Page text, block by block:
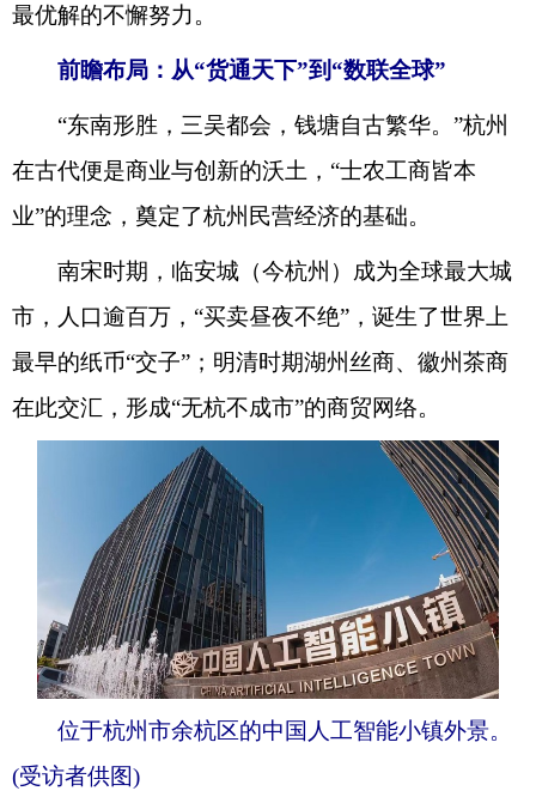
最优解的不懈努力。
前瞻布局：从“货通天下”到“数联全球”
“东南形胜，三吴都会，钱塘自古繁华。”杭州
在古代便是商业与创新的沃土，“士农工商皆本
业”的理念，奠定了杭州民营经济的基础。
南宋时期，临安城（今杭州）成为全球最大城
市，人口逾百万，“买卖昼夜不绝”，诞生了世界上
最早的纸币“交子”；明清时期湖州丝商、徽州茶商
在此交汇，形成“无杭不成市”的商贸网络。
位于杭州市余杭区的中国人工智能小镇外景。
(受访者供图)